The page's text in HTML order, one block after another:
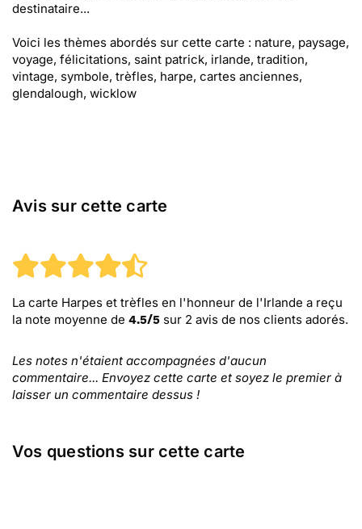
destinataire...
Voici les thèmes abordés sur cette carte : nature, paysage,
voyage, félicitations, saint patrick, irlande, tradition,
vintage, symbole, trèfles, harpe, cartes anciennes,
glendalough, wicklow
Avis sur cette carte
La carte Harpes et trèfles en l'honneur de l'Irlande a reçu
la note moyenne de 4.5/5 sur 2 avis de nos clients adorés.
Les notes n'étaient accompagnées d'aucun
commentaire... Envoyez cette carte et soyez le premier à
laisser un commentaire dessus !
Vos questions sur cette carte